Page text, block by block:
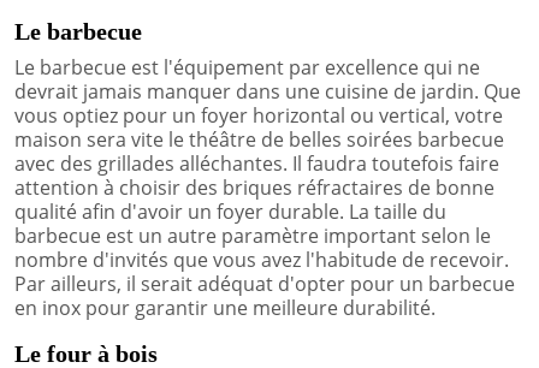
Le barbecue
Le barbecue est l'équipement par excellence qui ne
devrait jamais manquer dans une cuisine de jardin. Que
vous optiez pour un foyer horizontal ou vertical, votre
maison sera vite le théâtre de belles soirées barbecue
avec des grillades alléchantes. Il faudra toutefois faire
attention à choisir des briques réfractaires de bonne
qualité afin d'avoir un foyer durable. La taille du
barbecue est un autre paramètre important selon le
nombre d'invités que vous avez l'habitude de recevoir.
Par ailleurs, il serait adéquat d'opter pour un barbecue
en inox pour garantir une meilleure durabilité.
Le four à bois